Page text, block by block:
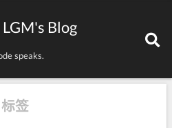
Blog
speaks.
标签